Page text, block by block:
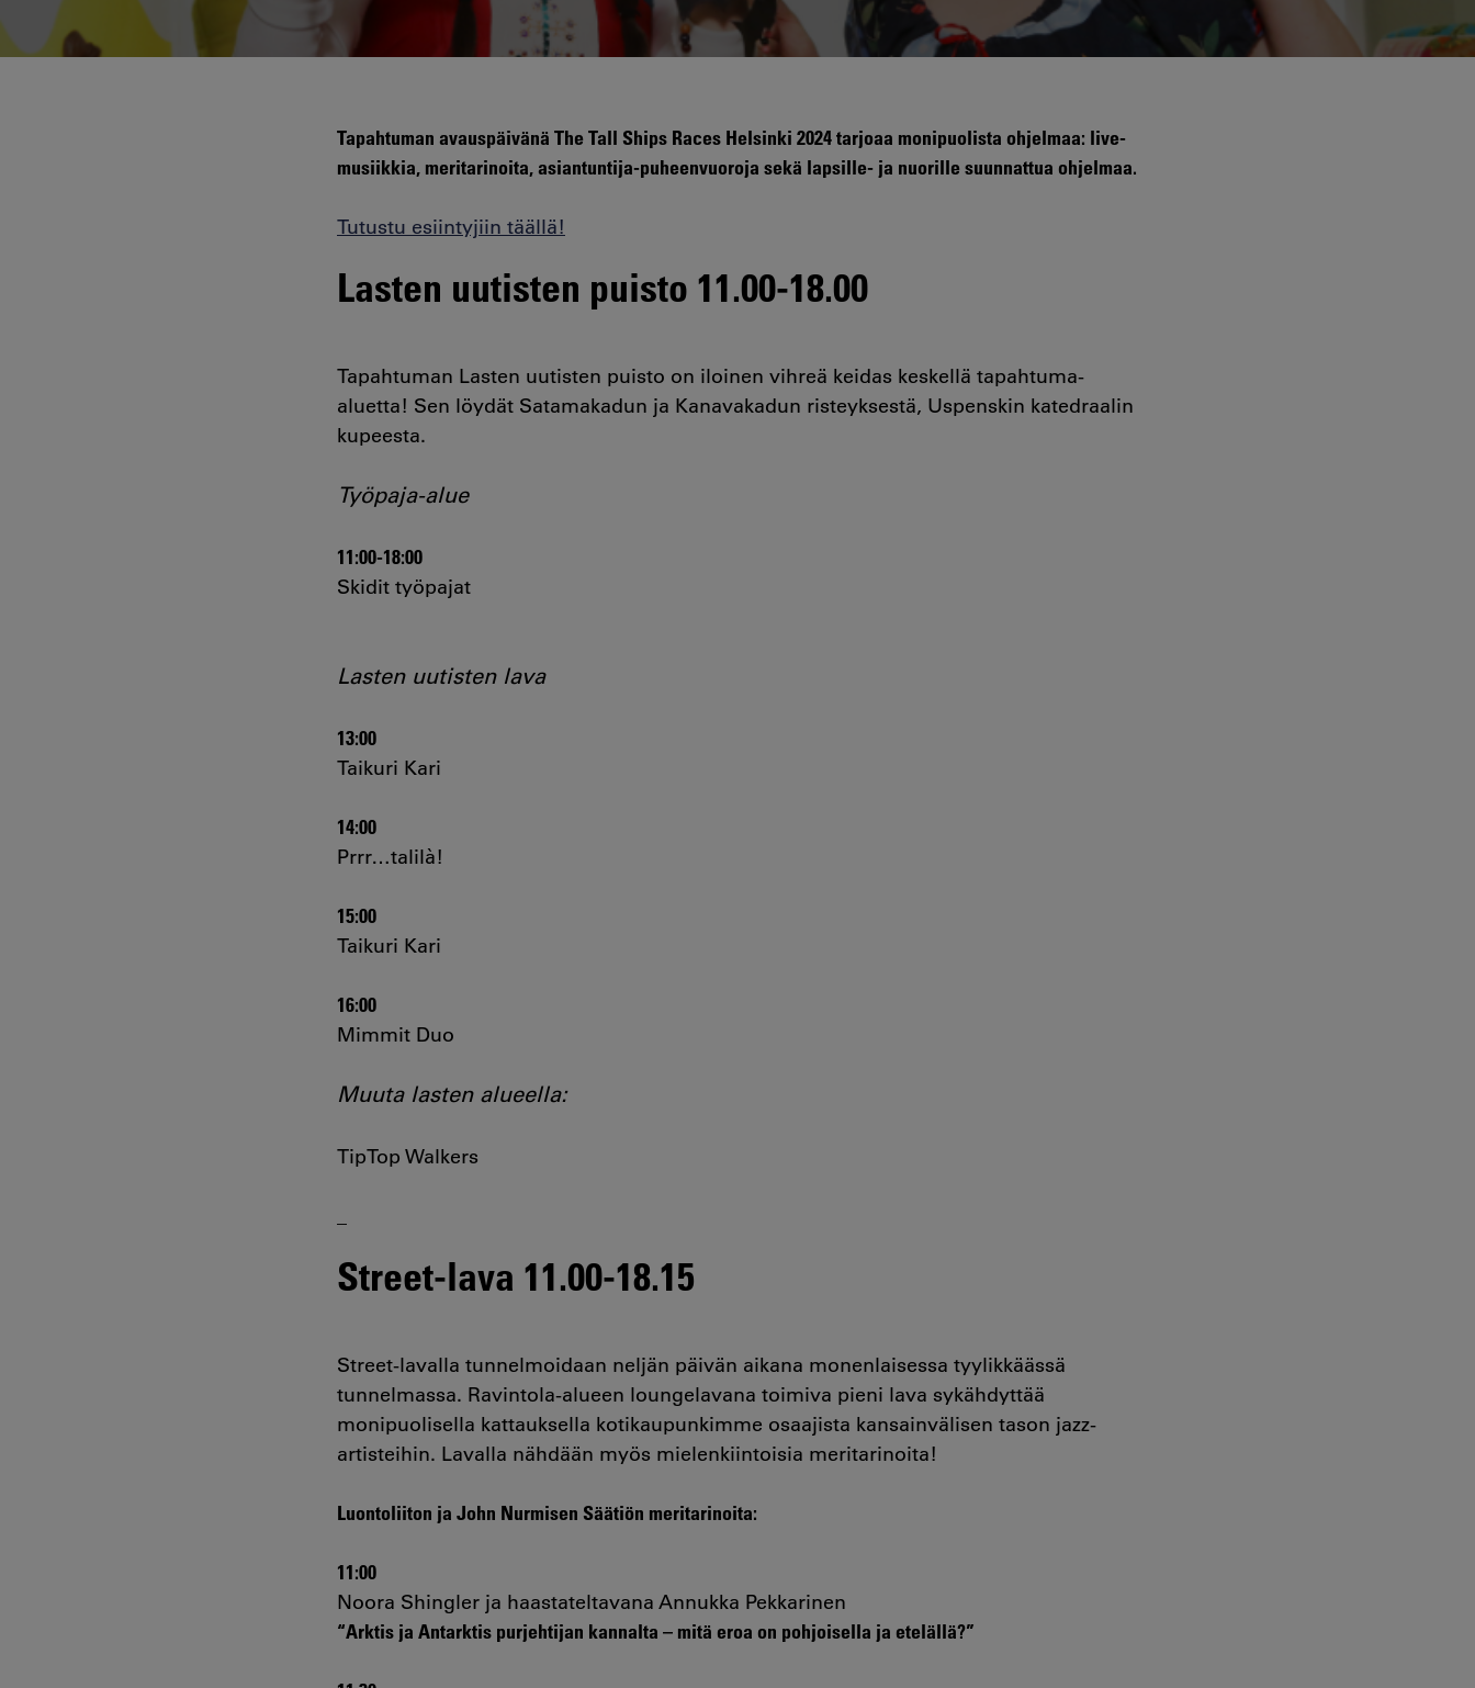
Tapahtuman avauspäivänä The Tall Ships Races Helsinki 2024 tarjoaa monipuolista ohjelmaa: live-
musiikkia, meritarinoita, asiantuntija-puheenvuoroja sekä lapsille- ja nuorille suunnattua ohjelmaa.
Tutustu esiintyjiin täällä!
Lasten uutisten puisto 11.00-18.00
Tapahtuman Lasten uutisten puisto on iloinen vihreä keidas keskellä tapahtuma-
aluetta! Sen löydät Satamakadun ja Kanavakadun risteyksestä, Uspenskin katedraalin
kupeesta.
Työpaja-alue
11:00-18:00
Skidit työpajat
Lasten uutisten lava
13:00
Taikuri Kari
14:00
Prrr…talilà!
15:00
Taikuri Kari
16:00
Mimmit Duo
Muuta lasten alueella:
TipTop Walkers
Street-lava 11.00-18.15
Street-lavalla tunnelmoidaan neljän päivän aikana monenlaisessa tyylikkäässä
tunnelmassa. Ravintola-alueen loungelavana toimiva pieni lava sykähdyttää
monipuolisella kattauksella kotikaupunkimme osaajista kansainvälisen tason jazz-
artisteihin. Lavalla nähdään myös mielenkiintoisia meritarinoita!
Luontoliiton ja John Nurmisen Säätiön meritarinoita:
11:00
Noora Shingler ja haastateltavana Annukka Pekkarinen
“Arktis ja Antarktis purjehtijan kannalta – mitä eroa on pohjoisella ja etelällä?”